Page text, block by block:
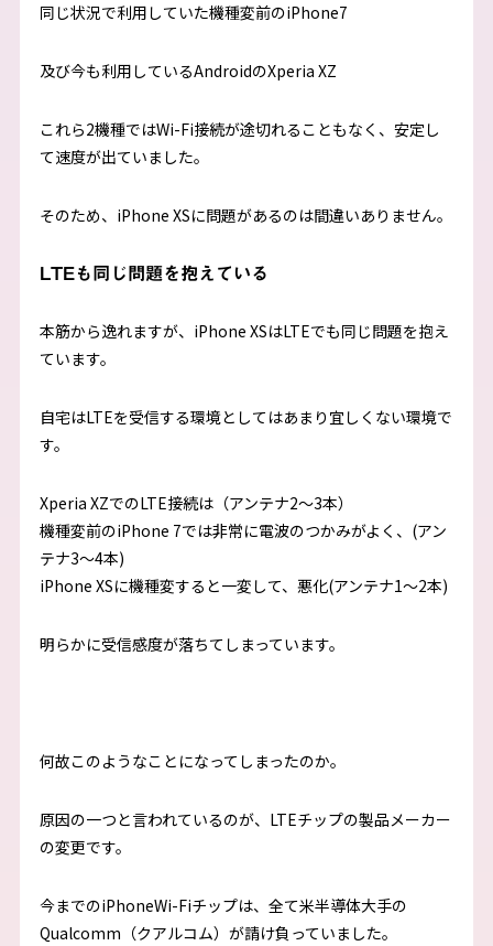
同じ状況で利用していた機種変前のiPhone7
及び今も利用しているAndroidのXperia XZ
これら2機種ではWi-Fi接続が途切れることもなく、安定し
て速度が出ていました。
そのため、iPhone XSに問題があるのは間違いありません。
LTEも同じ問題を抱えている
本筋から逸れますが、iPhone XSはLTEでも同じ問題を抱え
ています。
自宅はLTEを受信する環境としてはあまり宜しくない環境で
す。
Xperia XZでのLTE接続は（アンテナ2〜3本）
機種変前のiPhone 7では非常に電波のつかみがよく、(アン
テナ3〜4本)
iPhone XSに機種変すると一変して、悪化(アンテナ1〜2本)
明らかに受信感度が落ちてしまっています。
何故このようなことになってしまったのか。
原因の一つと言われているのが、LTEチップの製品メーカー
の変更です。
今までのiPhoneWi-Fiチップは、全て米半導体大手の
Qualcomm（クアルコム）が請け負っていました。